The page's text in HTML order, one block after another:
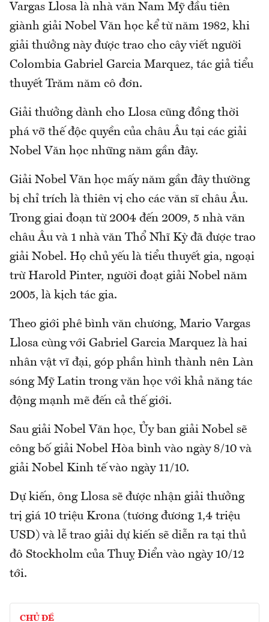
Vargas Llosa là nhà văn Nam Mỹ đầu tiên
giành giải Nobel Văn học kể từ năm 1982, khi
giải thưởng này được trao cho cây viết người
Colombia Gabriel Garcia Marquez, tác giả tiểu
thuyết Trăm năm cô đơn.
Giải thưởng dành cho Llosa cũng đồng thời
phá vỡ thế độc quyền của châu Âu tại các giải
Nobel Văn học những năm gần đây.
Giải Nobel Văn học mấy năm gần đây thường
bị chỉ trích là thiên vị cho các văn sĩ châu Âu.
Trong giai đoạn từ 2004 đến 2009, 5 nhà văn
châu Âu và 1 nhà văn Thổ Nhĩ Kỳ đã được trao
giải Nobel. Họ chủ yếu là tiểu thuyết gia, ngoại
trừ Harold Pinter, người đoạt giải Nobel năm
2005, là kịch tác gia.
Theo giới phê bình văn chương, Mario Vargas
Llosa cùng với Gabriel Garcia Marquez là hai
nhân vật vĩ đại, góp phần hình thành nên Làn
sóng Mỹ Latin trong văn học với khả năng tác
động mạnh mẽ đến cả thế giới.
Sau giải Nobel Văn học, Ủy ban giải Nobel sẽ
công bố giải Nobel Hòa bình vào ngày 8/10 và
giải Nobel Kinh tế vào ngày 11/10.
Dự kiến, ông Llosa sẽ được nhận giải thưởng
trị giá 10 triệu Krona (tương đương 1,4 triệu
USD) và lễ trao giải dự kiến sẽ diễn ra tại thủ
đô Stockholm của Thuỵ Điển vào ngày 10/12
tới.
CHỦ ĐỀ